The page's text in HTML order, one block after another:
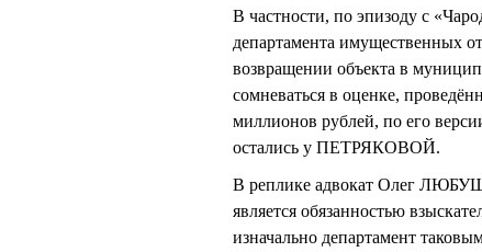
В частности, по эпизоду с
департамента имущественных
возвращении объекта в
сомневаться в оценке,
миллионов рублей, по его
остались у ПЕТРЯКОВОЙ.
В реплике адвокат Олег
является обязанностью
изначально департамент